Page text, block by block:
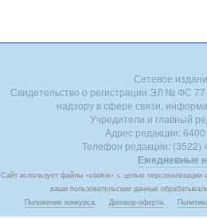
Сетевое
Свидетельство о регистрации ЭЛ № ФС
надзору в сфере связи,
Учредители и главный
Адрес редакции:
Телефон редакции: (3522)
Ежедневные
Сайт использует файлы «cookie» с целью
ваши пользовательские данные
Положение конкурса. Договор-оферта.